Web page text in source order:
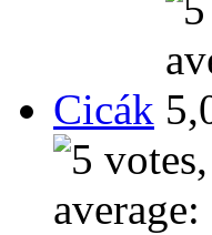
Cicák